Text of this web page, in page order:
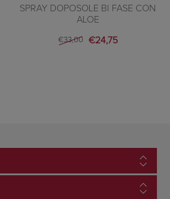
SPRAY DOPOSOLE BI FASE CON
ALOE
€33,00 €24,75